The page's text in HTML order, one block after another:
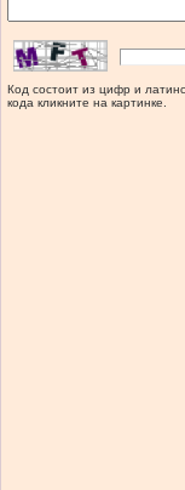
Код состоит из цифр и
кода кликните на картинке.